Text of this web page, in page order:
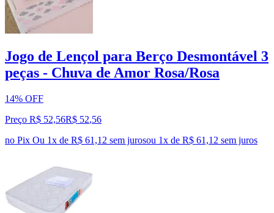
Jogo de Lençol para Berço Desmontável 3
peças - Chuva de Amor Rosa/Rosa
14% OFF
Preço R$ 52,56R$ 52,56
no Pix Ou 1x de R$ 61,12 sem jurosou 1x de R$ 61,12 sem juros